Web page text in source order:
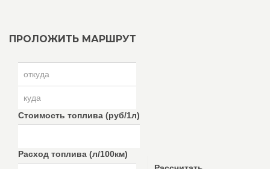
ПРОЛОЖИТЬ МАРШРУТ
Стоимость топлива (руб/1л)
Расход топлива (л/100км)